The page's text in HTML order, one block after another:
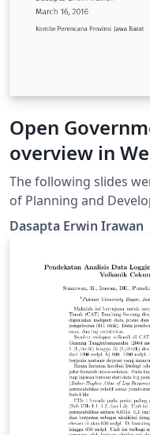
Open
overview in
Indonesia
The following slides
of Planning and
Indonesia. The
for governmental data.
Dasapta Erwin Irawan